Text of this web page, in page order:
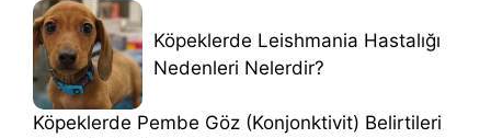
Köpeklerde Leishmania Hastalığı
Nedenleri Nelerdir?
Köpeklerde Pembe Göz (Konjonktivit) Belirtileri